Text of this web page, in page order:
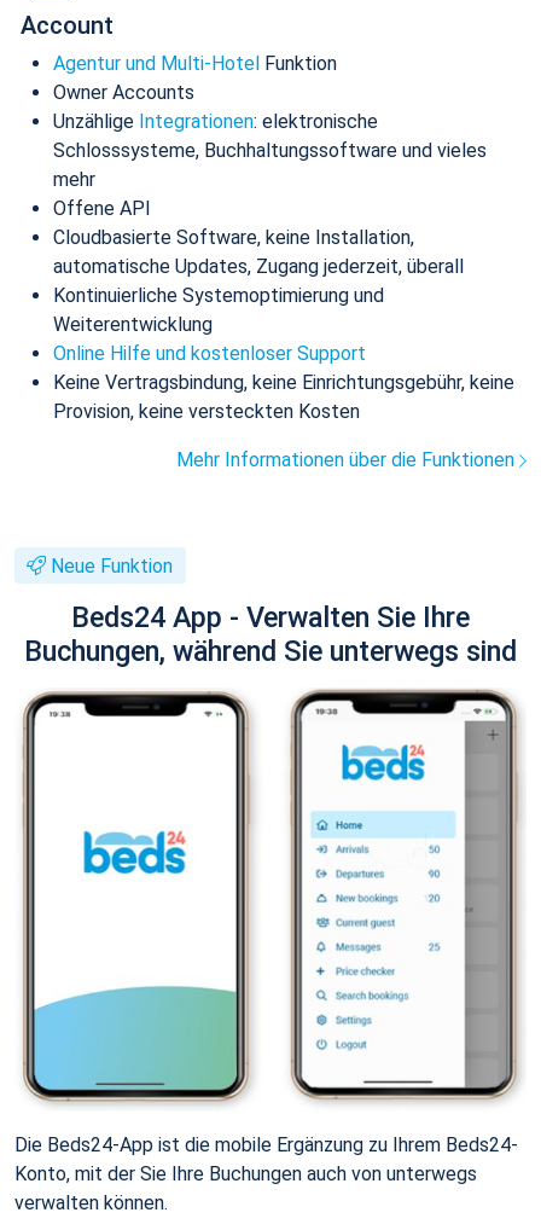
Account
Agentur und Multi-Hotel Funktion
Owner Accounts
Unzählige Integrationen: elektronische
Schlosssysteme, Buchhaltungssoftware und vieles
mehr
Offene API
Cloudbasierte Software, keine Installation,
automatische Updates, Zugang jederzeit, überall
Kontinuierliche Systemoptimierung und
Weiterentwicklung
Online Hilfe und kostenloser Support
Keine Vertragsbindung, keine Einrichtungsgebühr, keine
Provision, keine versteckten Kosten
Mehr Informationen über die Funktionen
Neue Funktion
Beds24 App - Verwalten Sie Ihre
Buchungen, während Sie unterwegs sind
Die Beds24-App ist die mobile Ergänzung zu Ihrem Beds24-
Konto, mit der Sie Ihre Buchungen auch von unterwegs
verwalten können.